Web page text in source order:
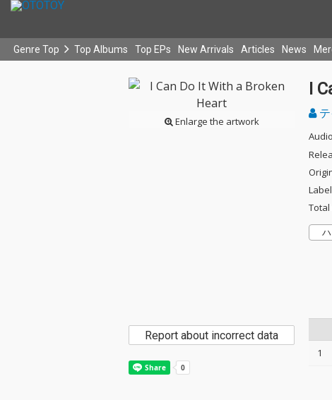
Genre Top Top Albums Top EPs New Arrivals Articles News
Enlarge the artwork
I
テ
Total
1
Report about incorrect data